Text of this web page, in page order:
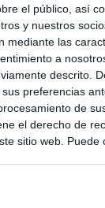
el público, así
y nuestros
mediante las
a
descrito.
preferencias
de
el derecho de
sitio web. Puede